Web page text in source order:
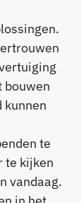
bouwen
kunnen
te
te kijken
vandaag.